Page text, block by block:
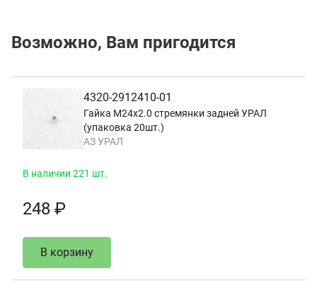
Возможно, Вам пригодится
4320-2912410-01
Гайка М24х2.0 стремянки задней УРАЛ
(упаковка 20шт.)
АЗ УРАЛ
В наличии 221 шт.
248 ₽
В корзину